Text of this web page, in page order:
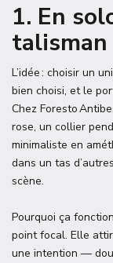
1. En
talisman
L’idée : choisir un
bien choisi, et le
Chez Foresto
rose, un collier
minimaliste en
dans un tas
scène.
Pourquoi ça
point focal. Elle
une intention —